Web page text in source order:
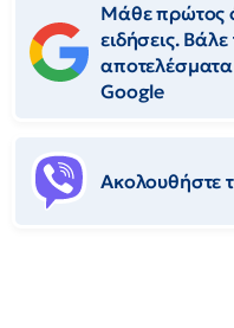
Μάθε πρώτος
ειδήσεις.
Google
Ακολουθήστε